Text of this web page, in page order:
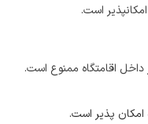
است.
داخل اقامتگاه ممنوع است.
امکان پذیر است.